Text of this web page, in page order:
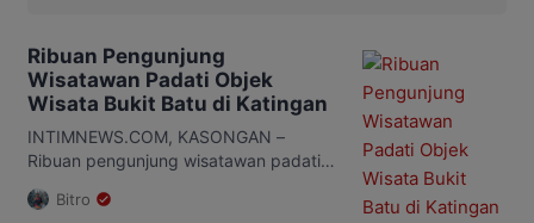
Ribuan Pengunjung
Wisatawan Padati Objek
Wisata Bukit Batu di Katingan
INTIMNEWS.COM, KASONGAN –
Ribuan pengunjung wisatawan padati
berbagai kalangan itu memilih liburan
Bitro